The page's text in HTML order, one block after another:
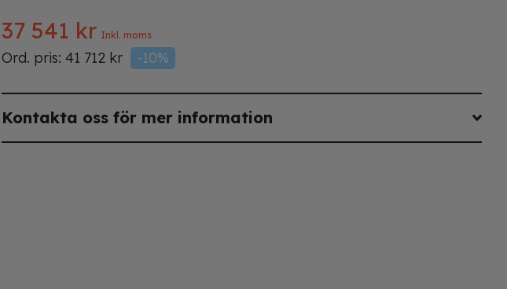
37 541 kr Inkl. moms
Ord. pris: 41 712 kr -10%
Kontakta oss för mer information